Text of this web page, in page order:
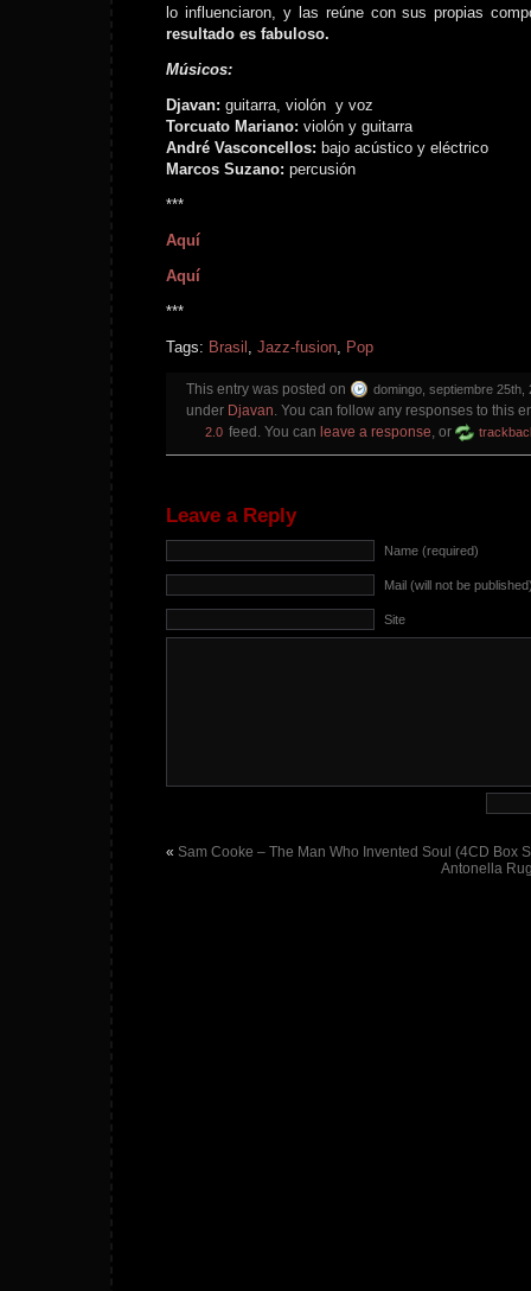
lo influenciaron, y las reúne con sus propias
resultado es fabuloso.
Músicos:
Djavan: guitarra, violón y voz
Torcuato Mariano: violón y guitarra
André Vasconcellos: bajo acústico y eléctrico
Marcos Suzano: percusión
***
Aquí
Aquí
***
Tags: Brasil , Jazz-fusion, Pop
This entry was posted on domingo, septiembre 25th,
under Djavan. You can follow any responses to this
2.0 feed. You can leave a response, or
Leave a Reply
Name (required)
Mail (will not be
Site
« Sam Cooke – The Man Who Invented Soul (4CD Box
Antonella